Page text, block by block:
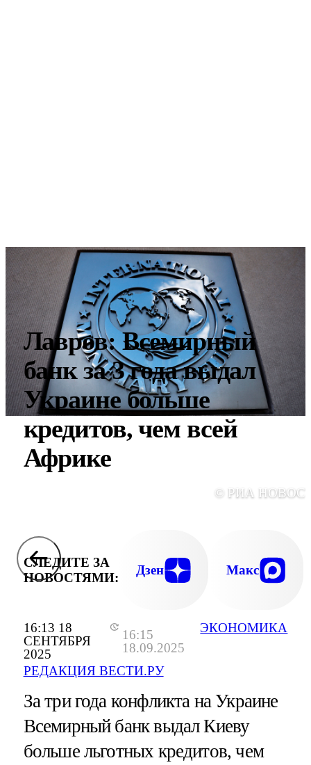
16:13 18
СЕНТЯБРЯ
2025
16:15
18.09.2025
РЕДАКЦИЯ ВЕСТИ.РУ
ЭКОНОМИКА
Лавров: Всемирный
банк за 3 года выдал
Украине больше
кредитов, чем всей
Африке
© РИА
СЛЕДИТЕ ЗА
НОВОСТЯМИ:
Дзен Макс
За три года конфликта на Украине
Всемирный банк выдал Киеву
больше льготных кредитов, чем